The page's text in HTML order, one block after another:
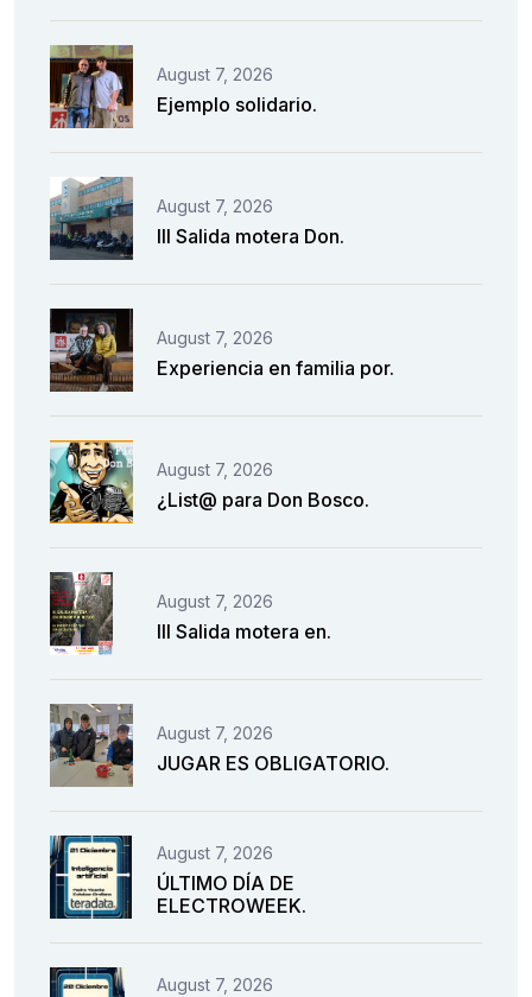
August 7, 2026
Ejemplo solidario.
August 7, 2026
III Salida motera Don.
August 7, 2026
Experiencia en familia por.
August 7, 2026
¿List@ para Don Bosco.
August 7, 2026
III Salida motera en.
August 7, 2026
JUGAR ES OBLIGATORIO.
August 7, 2026
ÚLTIMO DÍA DE
ELECTROWEEK.
August 7, 2026